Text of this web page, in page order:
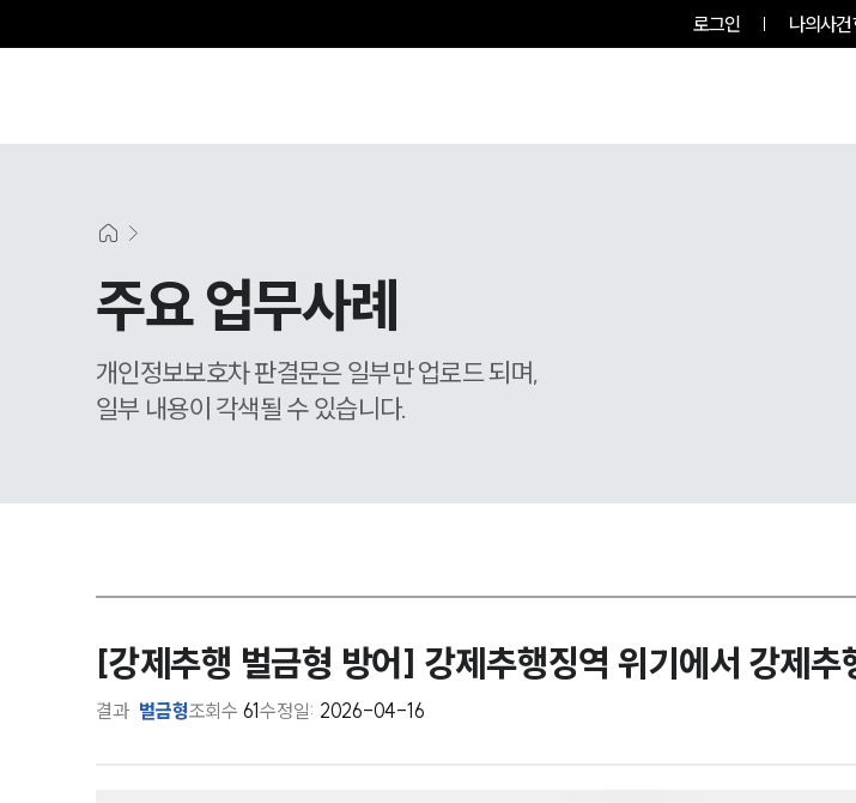
로그인 나의사
주요 업무사례
개인정보보호차 판결문은 일부만 업로드 되며,
일부 내용이 각색될 수 있습니다.
[강제추행 벌금형 방어] 강제추행징역 위기에서 강제
결과 벌금형조회수 61수정일: 2026-04-16